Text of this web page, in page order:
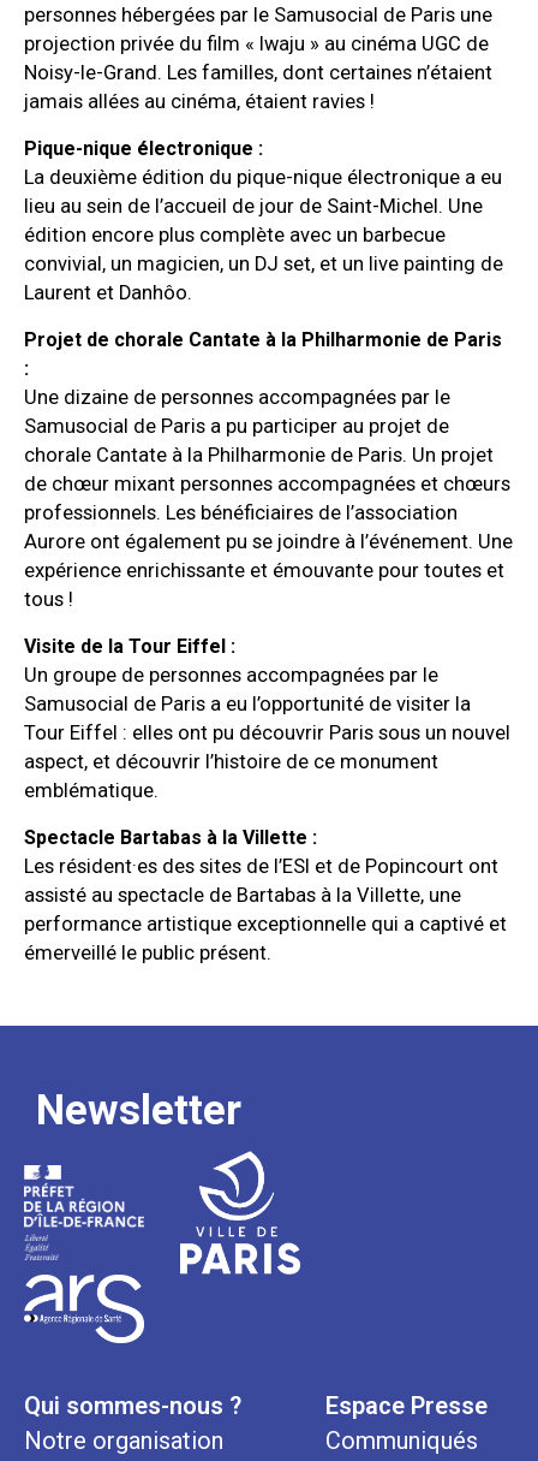
personnes hébergées par le Samusocial de Paris une
projection privée du film « Iwaju » au cinéma UGC de
Noisy-le-Grand. Les familles, dont certaines n’étaient
jamais allées au cinéma, étaient ravies !
Pique-nique électronique :
La deuxième édition du pique-nique électronique a eu
lieu au sein de l’accueil de jour de Saint-Michel. Une
édition encore plus complète avec un barbecue
convivial, un magicien, un DJ set, et un live painting de
Laurent et Danhôo.
Projet de chorale Cantate à la Philharmonie de Paris
:
Une dizaine de personnes accompagnées par le
Samusocial de Paris a pu participer au projet de
chorale Cantate à la Philharmonie de Paris. Un projet
de chœur mixant personnes accompagnées et chœurs
professionnels. Les bénéficiaires de l’association
Aurore ont également pu se joindre à l’événement. Une
expérience enrichissante et émouvante pour toutes et
tous !
Visite de la Tour Eiffel :
Un groupe de personnes accompagnées par le
Samusocial de Paris a eu l’opportunité de visiter la
Tour Eiffel : elles ont pu découvrir Paris sous un nouvel
aspect, et découvrir l’histoire de ce monument
emblématique.
Spectacle Bartabas à la Villette :
Les résident·es des sites de l’ESI et de Popincourt ont
assisté au spectacle de Bartabas à la Villette, une
performance artistique exceptionnelle qui a captivé et
émerveillé le public présent.
Newsletter
Qui sommes-nous ?
Notre organisation
Espace Presse
Communiqués